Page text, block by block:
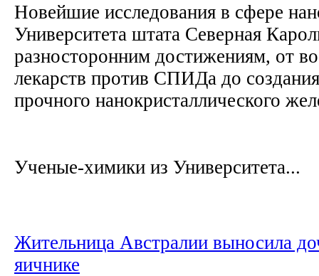
Новейшие исследования в сфере
Университета штата Северная
разносторонним достижениям, от
лекарств против СПИДа до
прочного нанокристаллического
Ученые-химики из Университета...
Жительница Австралии выносила
яичнике